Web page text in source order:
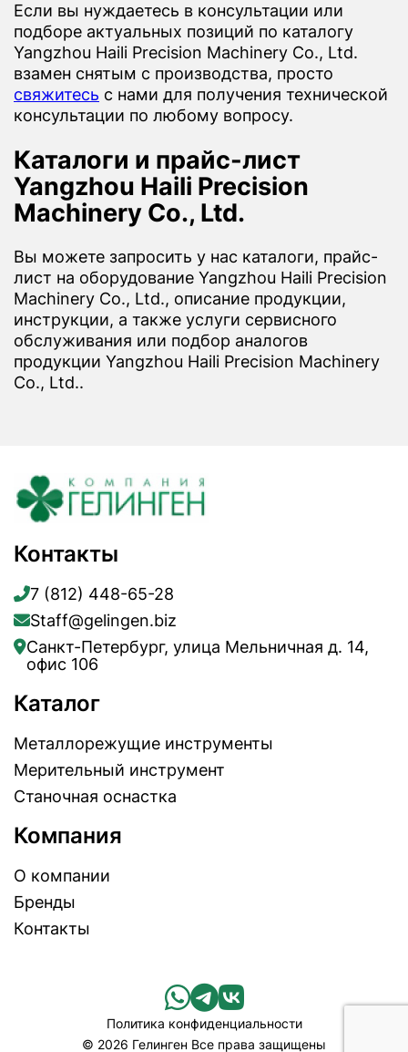
Если вы нуждаетесь в консультации или
подборе актуальных позиций по каталогу
Yangzhou Haili Precision Machinery Co., Ltd.
взамен снятым с производства, просто
свяжитесь с нами для получения технической
консультации по любому вопросу.
Каталоги и прайс-лист
Yangzhou Haili Precision
Machinery Co., Ltd.
Вы можете запросить у нас каталоги, прайс-
лист на оборудование Yangzhou Haili Precision
Machinery Co., Ltd., описание продукции,
инструкции, а также услуги сервисного
обслуживания или подбор аналогов
продукции Yangzhou Haili Precision Machinery
Co., Ltd..
Контакты
7 (812) 448-65-28
Staff@gelingen.biz
Санкт-Петербург, улица Мельничная д. 14,
офис 106
Каталог
Металлорежущие инструменты
Мерительный инструмент
Станочная оснастка
Компания
О компании
Бренды
Контакты
Политика конфиденциальности
© 2026 Гелинген Все права защищены